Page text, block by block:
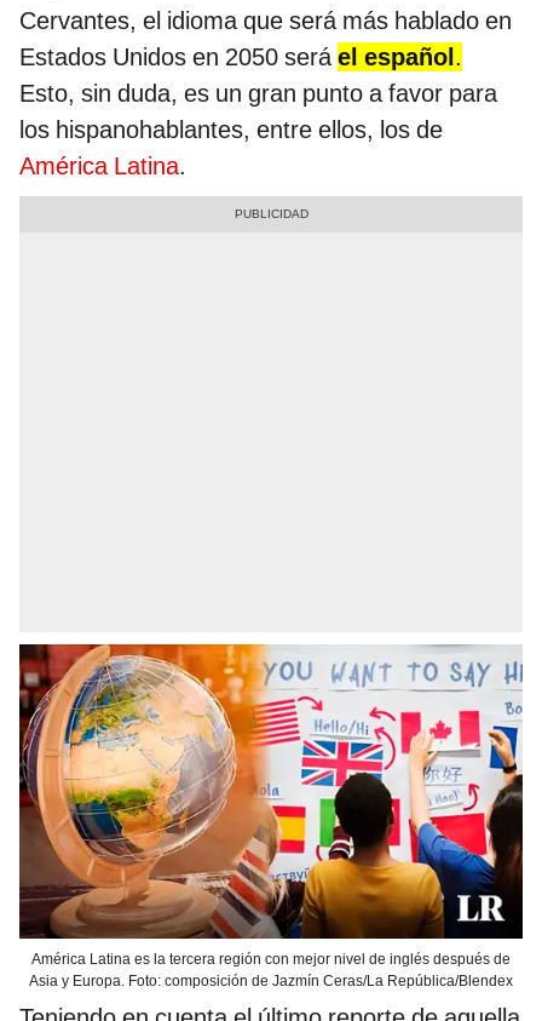
Cervantes, el idioma que será más hablado en
Estados Unidos en 2050 será el español.
Esto, sin duda, es un gran punto a favor para
los hispanohablantes, entre ellos, los de
América Latina.
América Latina es la tercera región con mejor nivel de inglés después de
Asia y Europa. Foto: composición de Jazmín Ceras/La República/Blendex